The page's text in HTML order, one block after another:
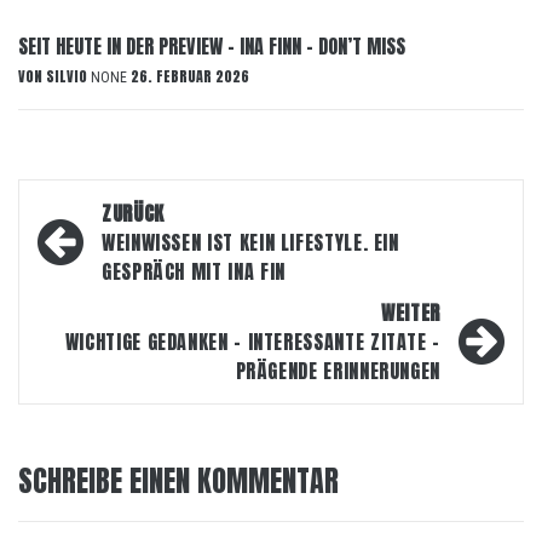
SEIT HEUTE IN DER PREVIEW – INA FINN – DON’T MISS
VON SILVIO NONE 26. FEBRUAR 2026
Beitragsnavigation
ZURÜCK
WEINWISSEN IST KEIN LIFESTYLE. EIN
GESPRÄCH MIT INA FIN
WEITER
WICHTIGE GEDANKEN – INTERESSANTE ZITATE –
PRÄGENDE ERINNERUNGEN
SCHREIBE EINEN KOMMENTAR